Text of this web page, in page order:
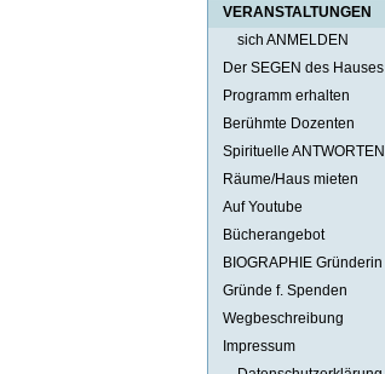
VERANSTALTUNGEN
sich ANMELDEN
Der SEGEN des Hauses
Programm erhalten
Berühmte Dozenten
Spirituelle ANTWORTEN
Räume/Haus mieten
Auf Youtube
Bücherangebot
BIOGRAPHIE Gründerin
Gründe f. Spenden
Wegbeschreibung
Impressum